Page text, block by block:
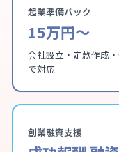
起業準備パック
15万円〜
会社設立・定款作成
で対応
創業融資支援